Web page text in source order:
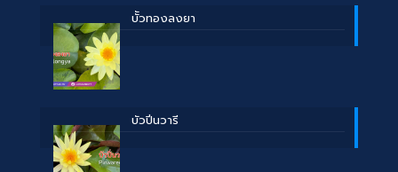
บััวทองลงยา
บัวปิ่นวารี